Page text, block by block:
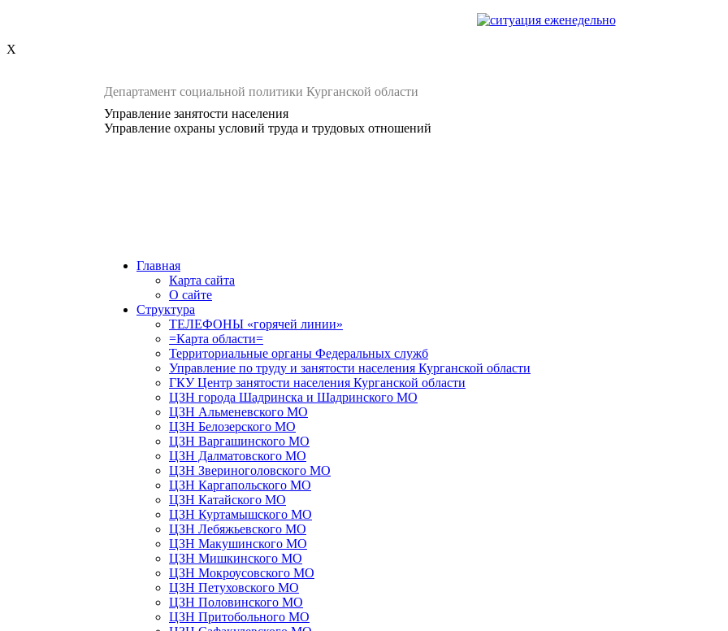
X
Департамент социальной политики Курганской области
Управление занятости населения
Управление охраны условий труда и трудовых отношений
Главная
Карта сайта
О сайте
Структура
ТЕЛЕФОНЫ «горячей линии»
=Карта области=
Территориальные органы Федеральных служб
Управление по труду и занятости населения Курганской области
ГКУ Центр занятости населения Курганской области
ЦЗН города Шадринска и Шадринского МО
ЦЗН Альменевского МО
ЦЗН Белозерского МО
ЦЗН Варгашинского МО
ЦЗН Далматовского МО
ЦЗН Звериноголовского МО
ЦЗН Каргапольского МО
ЦЗН Катайского МО
ЦЗН Куртамышского МО
ЦЗН Лебяжьевского МО
ЦЗН Макушинского МО
ЦЗН Мишкинского МО
ЦЗН Мокроусовского МО
ЦЗН Петуховского МО
ЦЗН Половинского МО
ЦЗН Притобольного МО